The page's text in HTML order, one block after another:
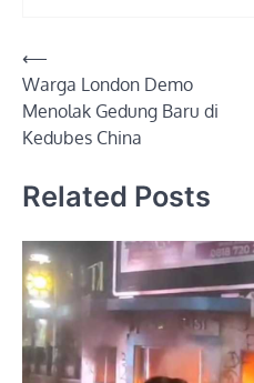
Post
navigation
⟵
Warga London Demo
Menolak Gedung Baru di
Kedubes China
Related Posts